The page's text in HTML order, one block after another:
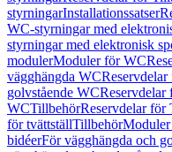
styrningarInstallationssatser
WC-styrningar med
styrningar med elektronisk
modulerModuler för WC
vägghängda WC
golvstående WCReservdelar
WCTillbehörReservdelar för
för tvättställTillbehör
bidéerFör vägghängda och